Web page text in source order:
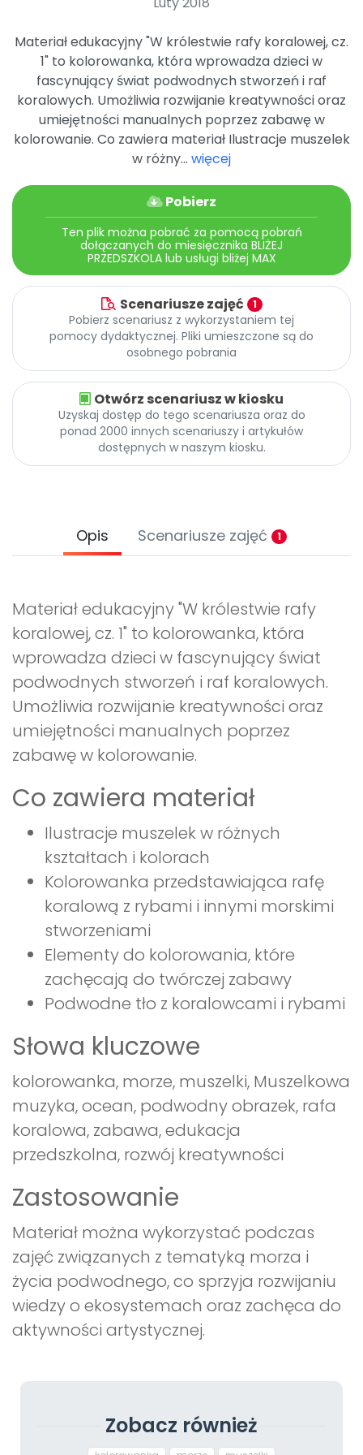
Materiał edukacyjny "W królestwie rafy koralowej, cz.
1" to kolorowanka, która wprowadza dzieci w
fascynujący świat podwodnych stworzeń i raf
koralowych. Umożliwia rozwijanie kreatywności oraz
umiejętności manualnych poprzez zabawę w
kolorowanie. Co zawiera materiał Ilustracje muszelek
w różny... więcej
Pobierz
Ten plik można pobrać za pomocą pobrań
dołączanych do miesięcznika BLIŻEJ
PRZEDSZKOLA lub usługi bliżej MAX
Scenariusze zajęć 1
Pobierz scenariusz z wykorzystaniem tej
pomocy dydaktycznej. Pliki umieszczone są do
osobnego pobrania
Otwórz scenariusz w kiosku
Uzyskaj dostęp do tego scenariusza oraz do
ponad 2000 innych scenariuszy i artykułów
dostępnych w naszym kiosku.
Opis Scenariusze zajęć 1
Materiał edukacyjny "W królestwie rafy
koralowej, cz. 1" to kolorowanka, która
wprowadza dzieci w fascynujący świat
podwodnych stworzeń i raf koralowych.
Umożliwia rozwijanie kreatywności oraz
umiejętności manualnych poprzez
zabawę w kolorowanie.
Co zawiera materiał
Ilustracje muszelek w różnych
kształtach i kolorach
Kolorowanka przedstawiająca rafę
koralową z rybami i innymi morskimi
stworzeniami
Elementy do kolorowania, które
zachęcają do twórczej zabawy
Podwodne tło z koralowcami i rybami
Słowa kluczowe
kolorowanka, morze, muszelki, Muszelkowa
muzyka, ocean, podwodny obrazek, rafa
koralowa, zabawa, edukacja
przedszkolna, rozwój kreatywności
Zastosowanie
Materiał można wykorzystać podczas
zajęć związanych z tematyką morza i
życia podwodnego, co sprzyja rozwijaniu
wiedzy o ekosystemach oraz zachęca do
aktywności artystycznej.
Zobacz również